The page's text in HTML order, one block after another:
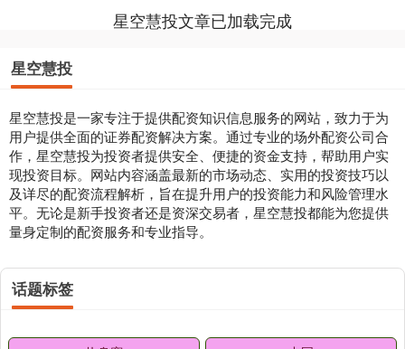
星空慧投文章已加载完成
星空慧投
星空慧投是一家专注于提供配资知识信息服务的网站，致力于为
用户提供全面的证券配资解决方案。通过专业的场外配资公司合
作，星空慧投为投资者提供安全、便捷的资金支持，帮助用户实
现投资目标。网站内容涵盖最新的市场动态、实用的投资技巧以
及详尽的配资流程解析，旨在提升用户的投资能力和风险管理水
平。无论是新手投资者还是资深交易者，星空慧投都能为您提供
量身定制的配资服务和专业指导。
话题标签